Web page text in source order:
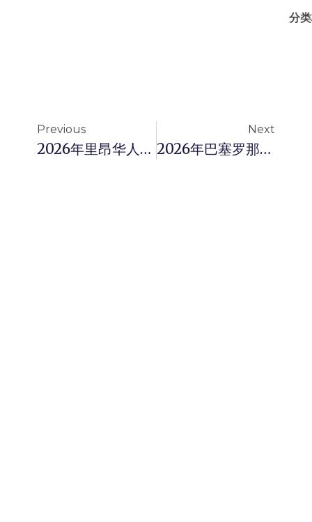
分
Previous
2026年里昂华人务工人员消费分期贷款完全指南：法国蓝领华人如何低门槛获取应急资金
Next
2026年巴塞罗那华人商家融资贷款全攻略：中小微型企业的启动与周转资金解决方案